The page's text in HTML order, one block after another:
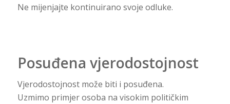
Ne mijenjajte kontinuirano svoje odluke.
Posuđena vjerodostojnost
Vjerodostojnost može biti i posuđena.
Uzmimo primjer osoba na visokim političkim